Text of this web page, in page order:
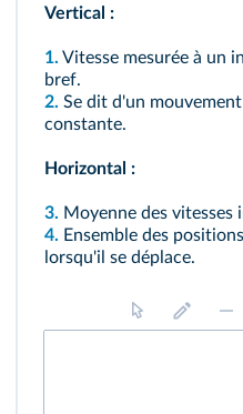
Vertical :
1. Vitesse mesurée à un
bref.
2. Se dit d'un
constante.
Horizontal :
3. Moyenne des vitesses
4. Ensemble des
lorsqu'il se déplace.